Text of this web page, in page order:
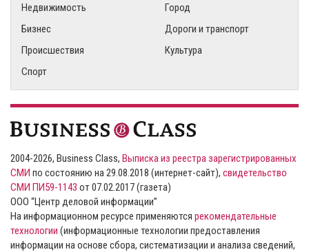
Недвижимость
Город
Бизнес
Дороги и транспорт
Происшествия
Культура
Спорт
2004-2026, Business Class, Выписка из реестра зарегистрированных
СМИ по состоянию на 29.08.2018 (интернет-сайт), свидетельство
СМИ ПИ59-1143 от 07.02.2017 (газета)
ООО “Центр деловой информации”
На информационном ресурсе применяются рекомендательные
технологии (информационные технологии предоставления
информации на основе сбора, систематизации и анализа сведений,